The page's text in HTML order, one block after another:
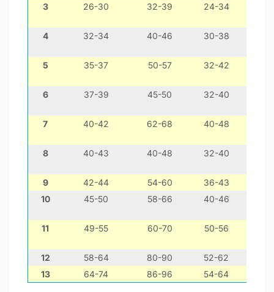
3
26-30 32-39 24-34
4 32-34 40-46 30-38
5 35-37 50-57 32-42
6 37-39 45-50 32-40
7 40-42 62-68 40-48
8 40-43 40-48 32-40
9 42-44 54-60
36-43
10
45-50 58-66 40-46
11 49-55 60-70 50-56
12 58-64 80-90
52-62
13
64-74 86-96 54-64